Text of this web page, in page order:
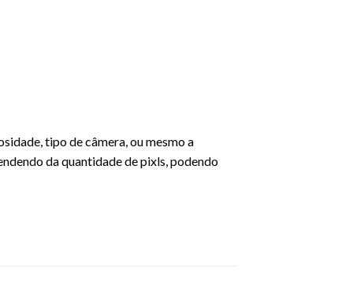
tipo de câmera, ou mesmo a
da quantidade de pixls, podendo